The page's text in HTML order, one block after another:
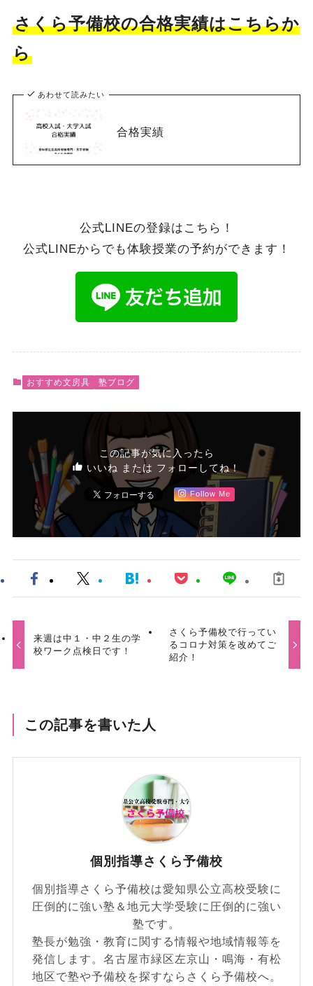
さくら予備校の合格実績はこちらか
ら
あわせて読みたい
合格実績
公式LINEの登録はこちら！
公式LINEからでも体験授業の予約ができます！
おすすめ文房具 塾ブログ
この記事が気に入ったら
いいね または フォローしてね！
Follow Me
来週は中１・中２生の学
校ワーク点検日です！
さくら予備校で行ってい
るコロナ対策を改めてご
紹介！
この記事を書いた人
個別指導さくら予備校
個別指導さくら予備校は愛知県公立高校受験に
圧倒的に強い塾＆地元大学受験に圧倒的に強い
塾です。
塾長が勉強・教育に関する情報や地域情報等を
発信します。名古屋市緑区左京山・鳴海・有松
地区で塾や予備校を探すならさくら予備校へ。